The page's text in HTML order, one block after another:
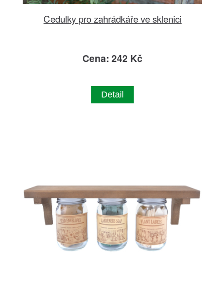
Cedulky pro zahrádkáře ve sklenici
Cena: 242 Kč
Detail